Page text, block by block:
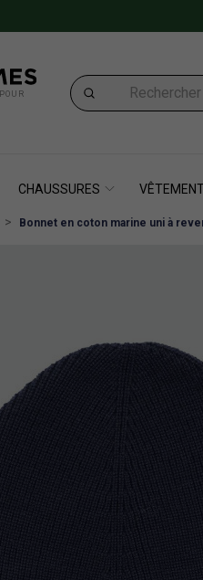
CHAUSSURES
Bonnet en coton marine uni à